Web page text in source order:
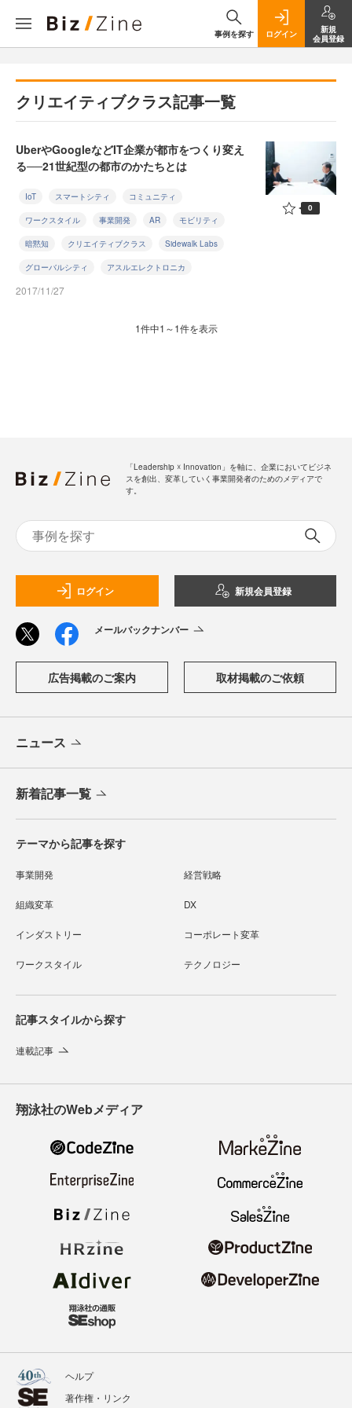
事例を探す ログイン
新規
会員登録
クリエイティブクラス記事一覧
UberやGoogleなどIT企業が都市をつくり変え
る──21世紀型の都市のかたちとは
IoT スマートシティ コミュニティ
ワークスタイル 事業開発 AR モビリティ
暗黙知 クリエイティブクラス Sidewalk Labs
グローバルシティ アスルエレクトロニカ
2017/11/27
0
1件中1～1件を表示
「Leadership ☓ Innovation」を軸に、企業においてビジネ
スを創出、変革していく事業開発者のためのメディアで
す。
ログイン 新規会員登録
メールバックナンバー
広告掲載のご案内 取材掲載のご依頼
ニュース
新着記事一覧
テーマから記事を探す
事業開発 経営戦略
組織変革 DX
インダストリー コーポレート変革
ワークスタイル テクノロジー
記事スタイルから探す
連載記事
翔泳社のWebメディア
ヘルプ
著作権・リンク